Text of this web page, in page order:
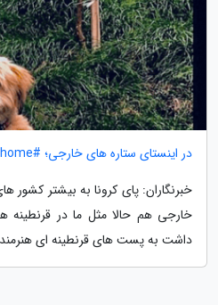
در اینستای ستاره های خارجی؛ #Stay-at-home
خبرنگاران: پای کرونا به بیشتر کشور
خارجی هم حالا مثل ما در قرنطینه
داشت به پست های قرنطینه ای